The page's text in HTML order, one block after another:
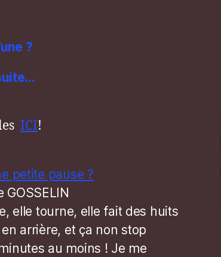
?
ICI!
petite pause ?
GOSSELIN
elle tourne, elle fait des huits
arrière, et ça non stop
au moins ! Je me